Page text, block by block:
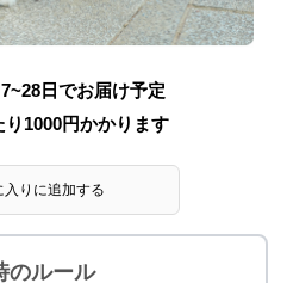
日でお届け予定
1000円かかります
入りに追加する
のルール